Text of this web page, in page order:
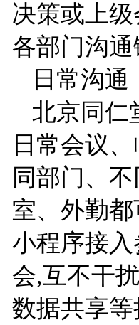
决策或上
各部门沟通
日常沟通
北京同仁
日常会议
同部门、
室、外勤
小程序接
会,互不干
数据共享